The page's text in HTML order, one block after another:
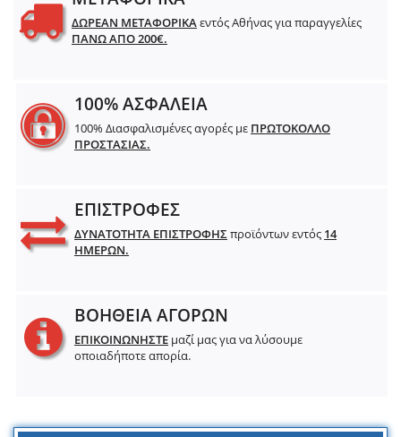
ΔΩΡΕΑΝ ΜΕΤΑΦΟΡΙΚΑεντός Αθήνας για παραγγελίες
ΠΑΝΩ ΑΠΟ 200€.
100% ΑΣΦΑΛΕΙΑ
100% Διασφαλισμένες αγορές με ΠΡΩΤΟΚΟΛΛΟ
ΠΡΟΣΤΑΣΙΑΣ.
ΕΠΙΣΤΡΟΦΕΣ
ΔΥΝΑΤΟΤΗΤΑ ΕΠΙΣΤΡΟΦΗΣπροϊόντων εντός 14
ΗΜΕΡΩΝ.
ΒΟΗΘΕΙΑ ΑΓΟΡΩΝ
ΕΠΙΚΟΙΝΩΝΗΣΤΕ μαζί μας για να λύσουμε
οποιαδήποτε απορία.